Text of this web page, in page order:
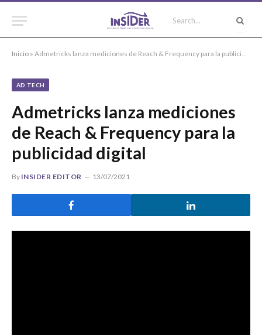
Inicio » Admetricks lanza mediciones de Reach & Frequency para la publicidad digital
AD TECH
Admetricks lanza mediciones
de Reach & Frequency para la
publicidad digital
By INSIDER EDITOR 13/07/2021